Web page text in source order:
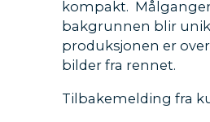
kompakt.
bakgrunnen blir unik
produksjonen er
bilder fra rennet.
Tilbakemelding fra